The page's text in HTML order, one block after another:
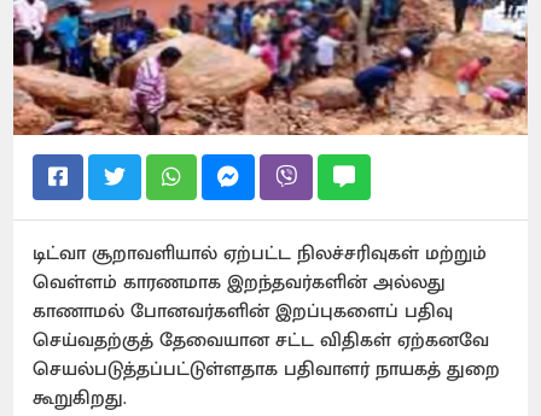
டிட்வா சூறாவளியால் ஏற்பட்ட நிலச்சரிவுகள் மற்றும்
வெள்ளம் காரணமாக இறந்தவர்களின் அல்லது
காணாமல் போனவர்களின் இறப்புகளைப் பதிவு
செய்வதற்குத் தேவையான சட்ட விதிகள் ஏற்கனவே
செயல்படுத்தப்பட்டுள்ளதாக பதிவாளர் நாயகத் துறை
கூறுகிறது.